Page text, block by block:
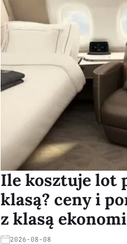
Ile kosztuje lot
klasą? ceny i
z klasą
2026-08-08